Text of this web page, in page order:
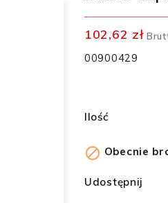
102,62 zł
00900429
Ilość
 Obecnie
Udostępnij